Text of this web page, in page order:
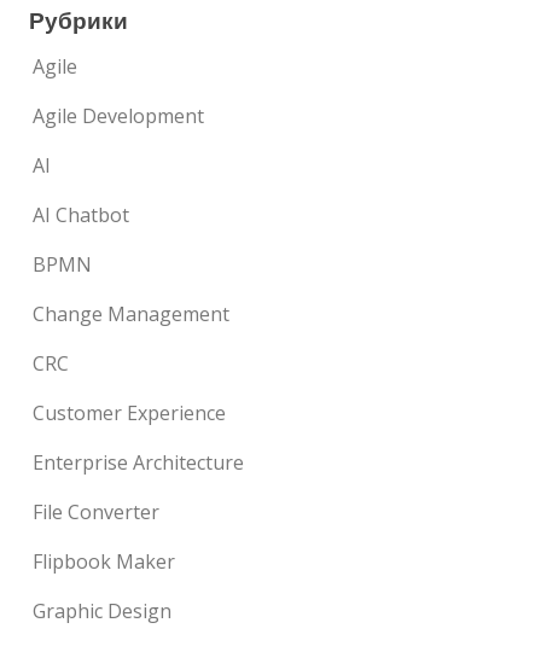
Рубрики
Agile
Agile Development
AI
AI Chatbot
BPMN
Change Management
CRC
Customer Experience
Enterprise Architecture
File Converter
Flipbook Maker
Graphic Design